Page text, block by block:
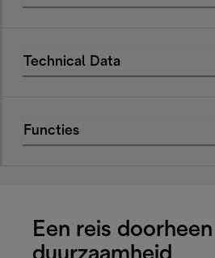
Technical Data
Functies
Een reis doorheen